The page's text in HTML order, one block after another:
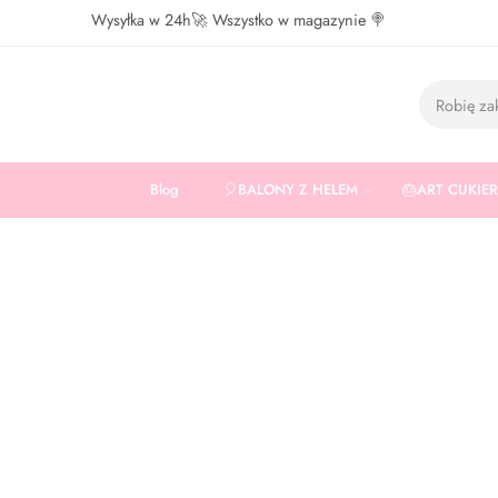
Wysyłka w 24h🚀 Wszystko w magazynie 🍭
Blog 🎈BALONY Z HELEM 🎂ART